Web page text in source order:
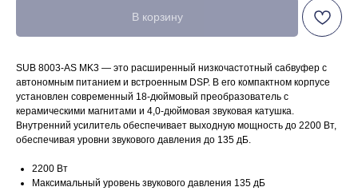
В корзину
SUB 8003-AS MK3 — это расширенный низкочастотный сабвуфер с
автономным питанием и встроенным DSP. В его компактном корпусе
установлен современный 18-дюймовый преобразователь с
керамическими магнитами и 4,0-дюймовая звуковая катушка.
Внутренний усилитель обеспечивает выходную мощность до 2200 Вт,
обеспечивая уровни звукового давления до 135 дБ.
2200 Вт
Максимальный уровень звукового давления 135 дБ